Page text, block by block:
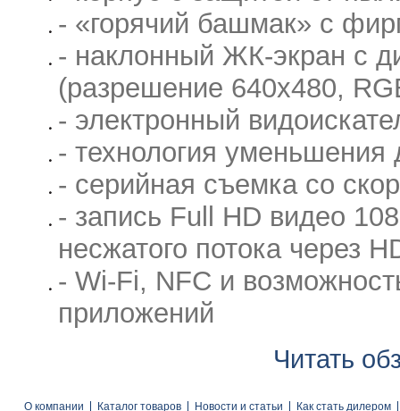
- «горячий башмак» с
- наклонный ЖК-экран с
(разрешение 640х480,
- электронный
- технология
- серийная съемка со
- запись Full HD видео
несжатого потока через
- Wi-Fi, NFC и
приложений
Читать
О компании Каталог товаров Новости и статьи Как стать дилером